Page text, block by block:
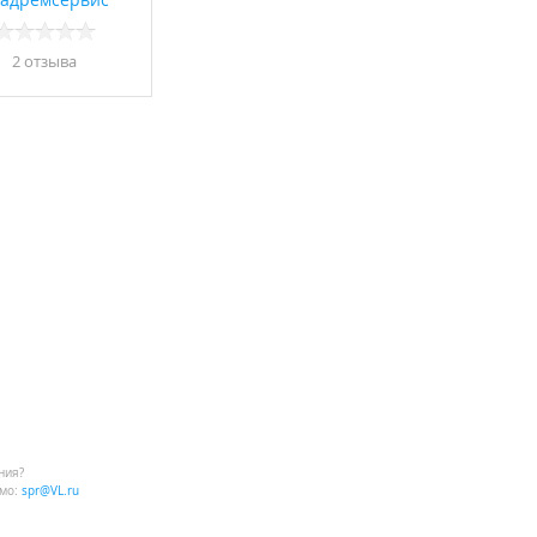
2 отзывa
spr@VL.ru